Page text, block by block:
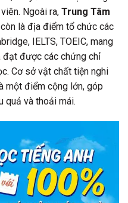
Ngoài ra, Trung Tâm
còn là địa điểm tổ chức các
IELTS, TOEIC, mang
đạt được các chứng chỉ
Cơ sở vật chất tiện nghi
một điểm cộng lớn, góp
quả và thoải mái.